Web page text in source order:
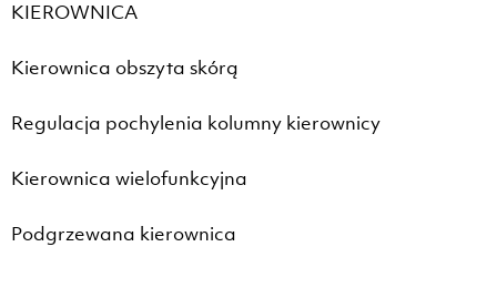
KIEROWNICA
Kierownica obszyta skórą
Regulacja pochylenia kolumny kierownicy
Kierownica wielofunkcyjna
Podgrzewana kierownica